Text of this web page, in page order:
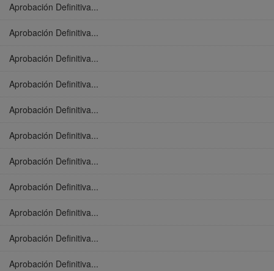
Aprobación Definitiva...
Aprobación Definitiva...
Aprobación Definitiva...
Aprobación Definitiva...
Aprobación Definitiva...
Aprobación Definitiva...
Aprobación Definitiva...
Aprobación Definitiva...
Aprobación Definitiva...
Aprobación Definitiva...
Aprobación Definitiva...